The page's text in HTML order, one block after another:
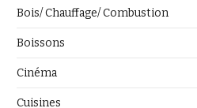
Bois/ Chauffage/ Combustion
Boissons
Cinéma
Cuisines